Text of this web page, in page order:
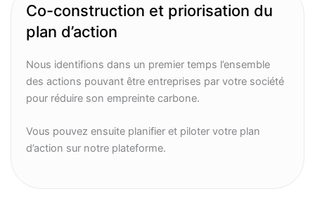
Co-construction et priorisation du
plan d’action
Nous identifions dans un premier temps l’ensemble
des actions pouvant être entreprises par votre société
pour réduire son empreinte carbone.
Vous pouvez ensuite planifier et piloter votre plan
d’action sur notre plateforme.